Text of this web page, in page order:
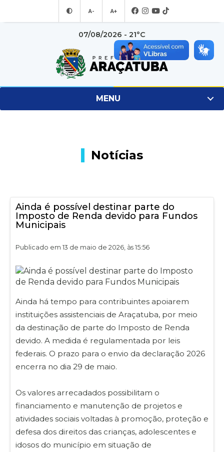
A- A+
07/08/2026 - 21°C
MENU
Notícias
Ainda é possível destinar parte do
Imposto de Renda devido para Fundos
Municipais
Publicado em 13 de maio de 2026, às 15:56
Ainda há tempo para contribuintes apoiarem
instituições assistenciais de Araçatuba, por meio
da destinação de parte do Imposto de Renda
devido. A medida é regulamentada por leis
federais. O prazo para o envio da declaração 2026
encerra no dia 29 de maio.
Os valores arrecadados possibilitam o
financiamento e manutenção de projetos e
atividades sociais voltadas à promoção, proteção e
defesa dos direitos das crianças, adolescentes e
idosos do município em situação de